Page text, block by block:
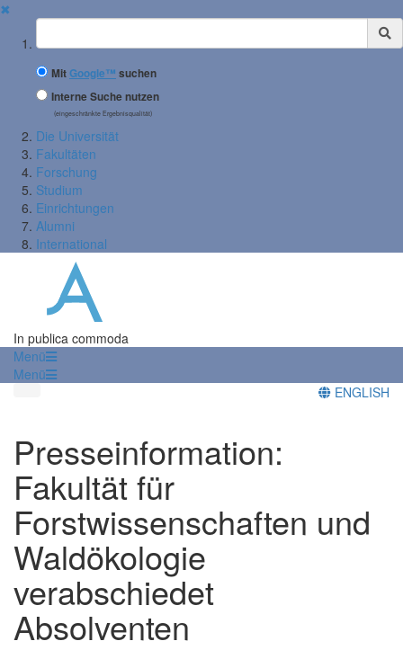
✖
Suchbegriff
MitGoogle™ suchen
Interne Suche nutzen
(eingeschränkte Ergebnisqualität)
Die Universität
Fakultäten
Forschung
Studium
Einrichtungen
Alumni
International
In publica commoda
Menü
Menü
ENGLISH
Presseinformation:
Fakultät für
Forstwissenschaften und
Waldökologie
verabschiedet
Absolventen